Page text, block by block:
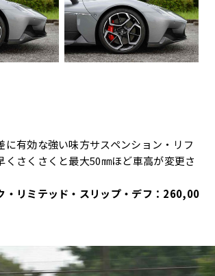
に有効な強い味方サスペンション・リフ
くさくさくと最大50㎜ほど車高が変更さ
・リミテッド・スリップ・デフ：260,00